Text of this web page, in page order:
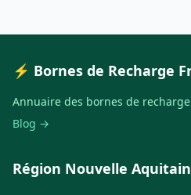
⚡ Bornes de Recharge
Annuaire des bornes de
Blog →
Région Nouvelle